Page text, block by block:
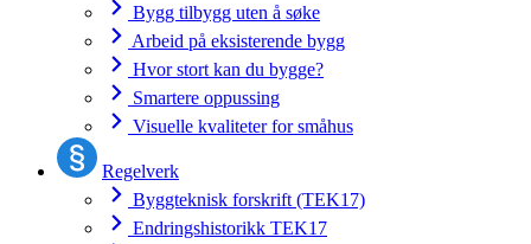
Bygg tilbygg uten å søke
Arbeid på eksisterende bygg
Hvor stort kan du bygge?
Smartere oppussing
Visuelle kvaliteter for småhus
Regelverk
Byggteknisk forskrift (TEK17)
Endringshistorikk TEK17